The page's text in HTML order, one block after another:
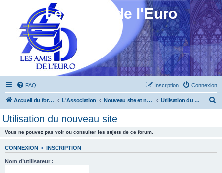
Les Amis de l'Euro
FAQ Connexion
Inscription
Accueil du forum L'Association Nouveau site et nouveau forum Utilisation du nouveau site
Utilisation du nouveau site
Vous ne pouvez pas voir ou consulter les sujets de ce forum.
CONNEXION • INSCRIPTION
Nom d’utilisateur :